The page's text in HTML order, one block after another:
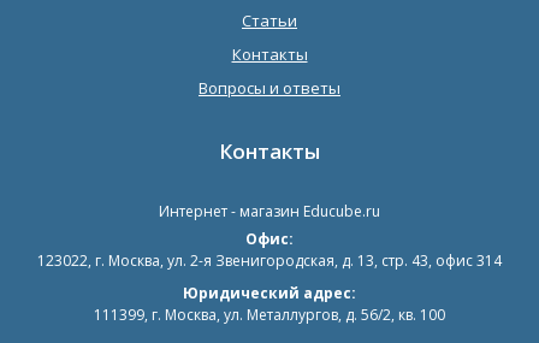
Статьи
Контакты
Вопросы и ответы
Контакты
Интернет - магазин Educube.ru
Офис:
123022, г. Москва, ул. 2-я Звенигородская, д. 13, стр. 43, офис 314
Юридический адрес:
111399, г. Москва, ул. Металлургов, д. 56/2, кв. 100